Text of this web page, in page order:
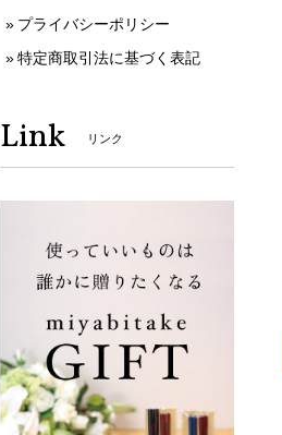
プライバシーポリシー
特定商取引法に基づく表記
Link リンク